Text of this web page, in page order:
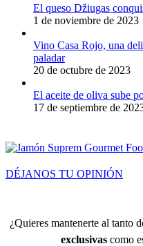
El queso Džiugas
1 de noviembre de 2023
Vino Casa Rojo, una
paladar
20 de octubre de 2023
El aceite de oliva sube
17 de septiembre de
DÉJANOS TU OPINIÓN
¿Quieres mantenerte al tanto
exclusivascomo